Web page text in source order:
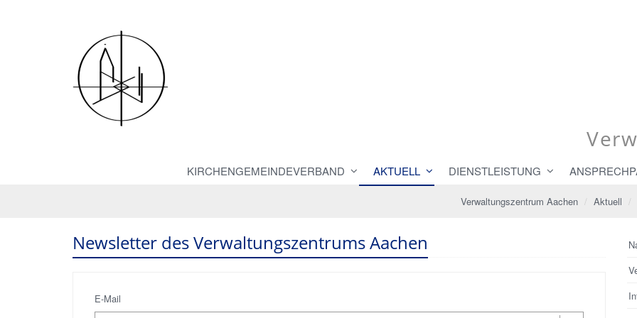
KIRCHENGEMEINDEVERBAND AKTUELL DIENSTLEISTUNG
Verwaltungszentrum Aachen Aktuell
Newsletter des Verwaltungszentrums Aachen
E-Mail